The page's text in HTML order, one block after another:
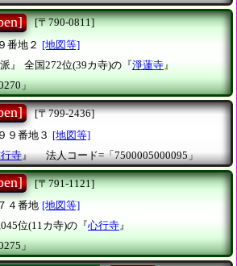
[〒790-0811]
番地２ [地図等]
』
全国272位(39カ寺)の『淨蓮寺 』
」
[〒799-2436]
９番地３ [地図等]
寺』 法人コード=「7500005000095」
[〒791-1121]
４番地 [地図等]
位(11カ寺)の『心行寺』
」